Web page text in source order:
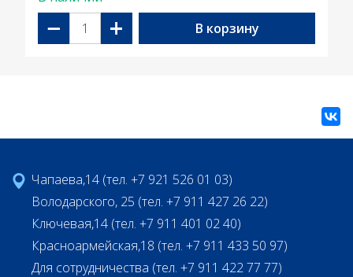
− + В корзину
Чапаева,14 (тел. +7 921 526 01 03)
Володарского, 25 (тел. +7 911 427 26 22)
Ключевая,14 (тел. +7 911 401 02 40)
Красноармейская,18 (тел. +7 911 433 50 97)
Для сотрудничества (тел. +7 911 422 77 77)